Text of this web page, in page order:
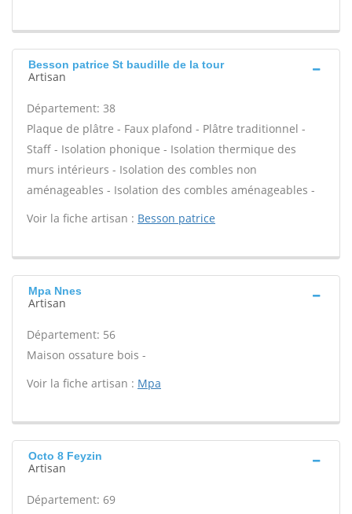
Besson patrice St baudille de la tour
Artisan
Département: 38
Plaque de plâtre - Faux plafond - Plâtre traditionnel -
Staff - Isolation phonique - Isolation thermique des
murs intérieurs - Isolation des combles non
aménageables - Isolation des combles aménageables -
Voir la fiche artisan : Besson patrice
Mpa Nnes
Artisan
Département: 56
Maison ossature bois -
Voir la fiche artisan : Mpa
Octo 8 Feyzin
Artisan
Département: 69